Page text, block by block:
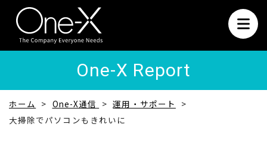
One-X Report
ホーム One-X通信
運用・サポート
大掃除でパソコンもきれいに